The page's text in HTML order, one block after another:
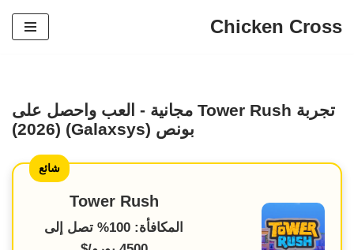
Chicken Cross
تجربة Tower Rush مجانية - العب واحصل على
بونص (Galaxsys) (2026)
شائع
Tower Rush
المكافأة: 100% تصل إلى